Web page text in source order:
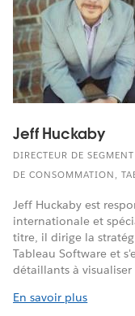
Jeff Huckaby
DIRECTEUR DE
DE CONSOMMATION,
Jeff Huckaby est
internationale et
titre, il dirige la
Tableau Software et
détaillants à
En savoir plus